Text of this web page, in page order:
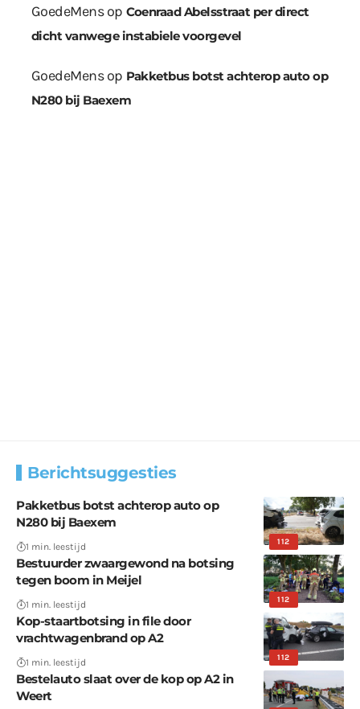
GoedeMensop Coenraad Abelsstraat per direct
dicht vanwege instabiele voorgevel
GoedeMensop Pakketbus botst achterop auto op
N280 bij Baexem
Berichtsuggesties
112
Pakketbus botst achterop auto op
N280 bij Baexem
1 min. leestijd
112
Bestuurder zwaargewond na botsing
tegen boom in Meijel
1 min. leestijd
112
Kop-staartbotsing in file door
vrachtwagenbrand op A2
1 min. leestijd
Bestelauto slaat over de kop op A2 in
Weert